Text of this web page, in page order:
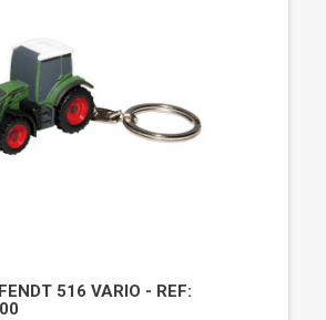
516 VARIO - REF: